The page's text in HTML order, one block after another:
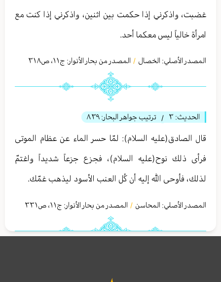
غضبت، واذكرني إذا حكمت بين اثنين، واذكرني إذا كنت مع
امرأة خالياً ليس معكما أحد.
المصدر الأصلي: الخصال / المصدر من بحار الأنوار: ج١١، ص٣١٨
الحديث: ٣ / ترتيب جواهر البحار: ٨٣٩
قال الصادق(عليه السلام): لمّا حسر الماء عن عظام الموتى
فرأى ذلك نوح(عليه السلام)، فجزع جزعاً شديداً واغتمّ
لذلك، فأوحى الله إليه أن كُل العنب الأسود ليذهب غمّك.
المصدر الأصلي: المحاسن / المصدر من بحار الأنوار: ج١١، ص٣٣١